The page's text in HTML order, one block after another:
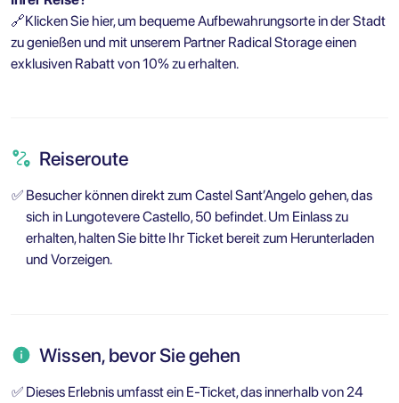
🔗Klicken Sie hier, um bequeme Aufbewahrungsorte in der Stadt
zu genießen und mit unserem Partner Radical Storage einen
exklusiven Rabatt von 10% zu erhalten.
Reiseroute
✅ Besucher können direkt zum Castel Sant’Angelo gehen, das
sich in Lungotevere Castello, 50 befindet. Um Einlass zu
erhalten, halten Sie bitte Ihr Ticket bereit zum Herunterladen
und Vorzeigen.
Wissen, bevor Sie gehen
✅ Dieses Erlebnis umfasst ein E-Ticket, das innerhalb von 24